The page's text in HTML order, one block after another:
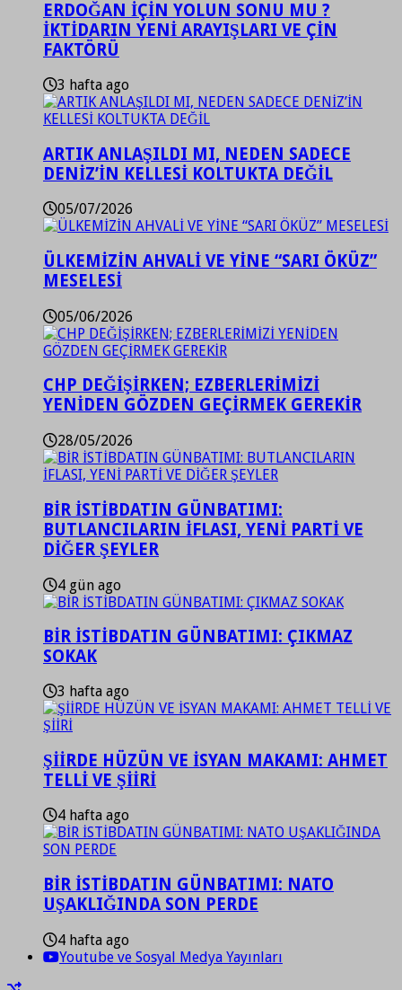
ERDOĞAN İÇİN YOLUN SONU MU ?
İKTİDARIN YENİ ARAYIŞLARI VE ÇİN
FAKTÖRÜ
3 hafta ago
ARTIK ANLAŞILDI MI, NEDEN SADECE
DENİZ’İN KELLESİ KOLTUKTA DEĞİL
05/07/2026
ÜLKEMİZİN AHVALİ VE YİNE “SARI ÖKÜZ”
MESELESİ
05/06/2026
CHP DEĞİŞİRKEN; EZBERLERİMİZİ
YENİDEN GÖZDEN GEÇİRMEK GEREKİR
28/05/2026
BİR İSTİBDATIN GÜNBATIMI:
BUTLANCILARIN İFLASI, YENİ PARTİ VE
DİĞER ŞEYLER
4 gün ago
BİR İSTİBDATIN GÜNBATIMI: ÇIKMAZ
SOKAK
3 hafta ago
ŞİİRDE HÜZÜN VE İSYAN MAKAMI: AHMET
TELLİ VE ŞİİRİ
4 hafta ago
BİR İSTİBDATIN GÜNBATIMI: NATO
UŞAKLIĞINDA SON PERDE
4 hafta ago
Youtube ve Sosyal Medya Yayınları